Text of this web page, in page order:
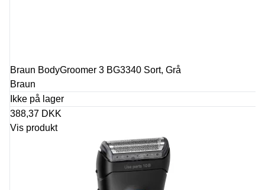
Braun BodyGroomer 3 BG3340 Sort, Grå
Braun
Ikke på lager
388,37 DKK
Vis produkt